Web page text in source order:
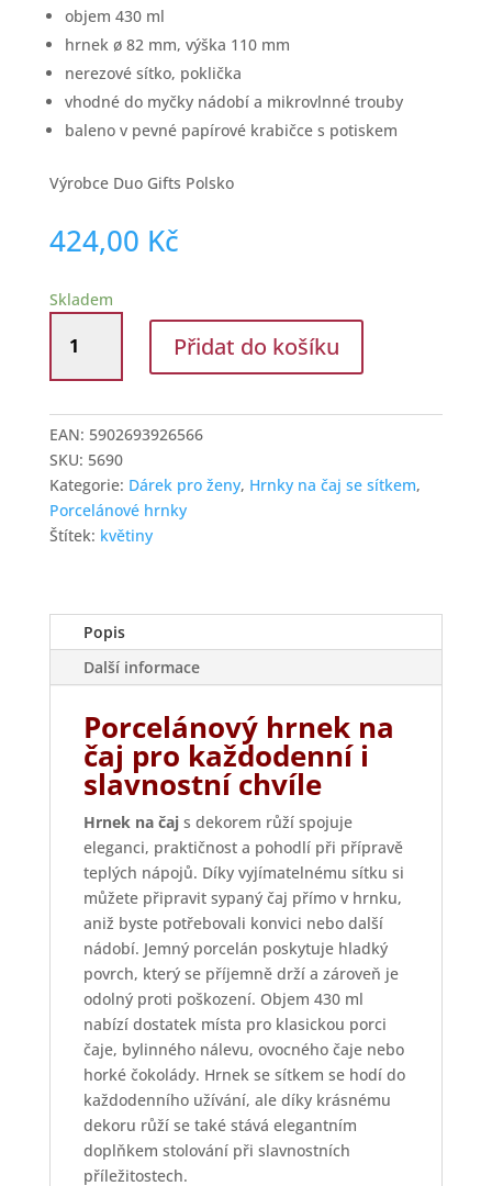
objem 430 ml
hrnek ø 82 mm, výška 110 mm
nerezové sítko, poklička
vhodné do myčky nádobí a mikrovlnné trouby
baleno v pevné papírové krabičce s potiskem
Výrobce Duo Gifts Polsko
424,00 Kč
Skladem
čaj
sítkem
a
pokličkou
s
dekorem
Přidat do košíku
EAN: 5902693926566
SKU: 5690
Kategorie: Dárek pro ženy, Hrnky na čaj se sítkem,
Porcelánové hrnky
Štítek: květiny
Popis
Další informace
Porcelánový hrnek na
čaj pro každodenní i
slavnostní chvíle
Hrnek na čajs dekorem růží spojuje
eleganci, praktičnost a pohodlí při přípravě
teplých nápojů. Díky vyjímatelnému sítku si
můžete připravit sypaný čaj přímo v hrnku,
aniž byste potřebovali konvici nebo další
nádobí. Jemný porcelán poskytuje hladký
povrch, který se příjemně drží a zároveň je
odolný proti poškození. Objem 430 ml
nabízí dostatek místa pro klasickou porci
čaje, bylinného nálevu, ovocného čaje nebo
horké čokolády. Hrnek se sítkem se hodí do
každodenního užívání, ale díky krásnému
dekoru růží se také stává elegantním
doplňkem stolování při slavnostních
příležitostech.